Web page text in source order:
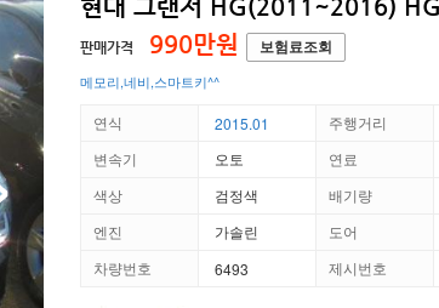
현대 그랜저 HG(2011~2016)
판매가격 990만원 보험료조회
메모리,네비,스마트키^^
연식 2015.01 주행거리
변속기
오토 연료
색상
검정색 배기량
엔진
가솔린 도어
차량번호
6493 제시번호